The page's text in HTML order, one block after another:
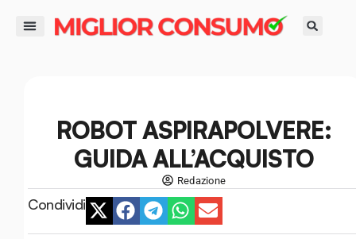
ROBOT ASPIRAPOLVERE:
GUIDA ALL’ACQUISTO
Redazione
Condividi